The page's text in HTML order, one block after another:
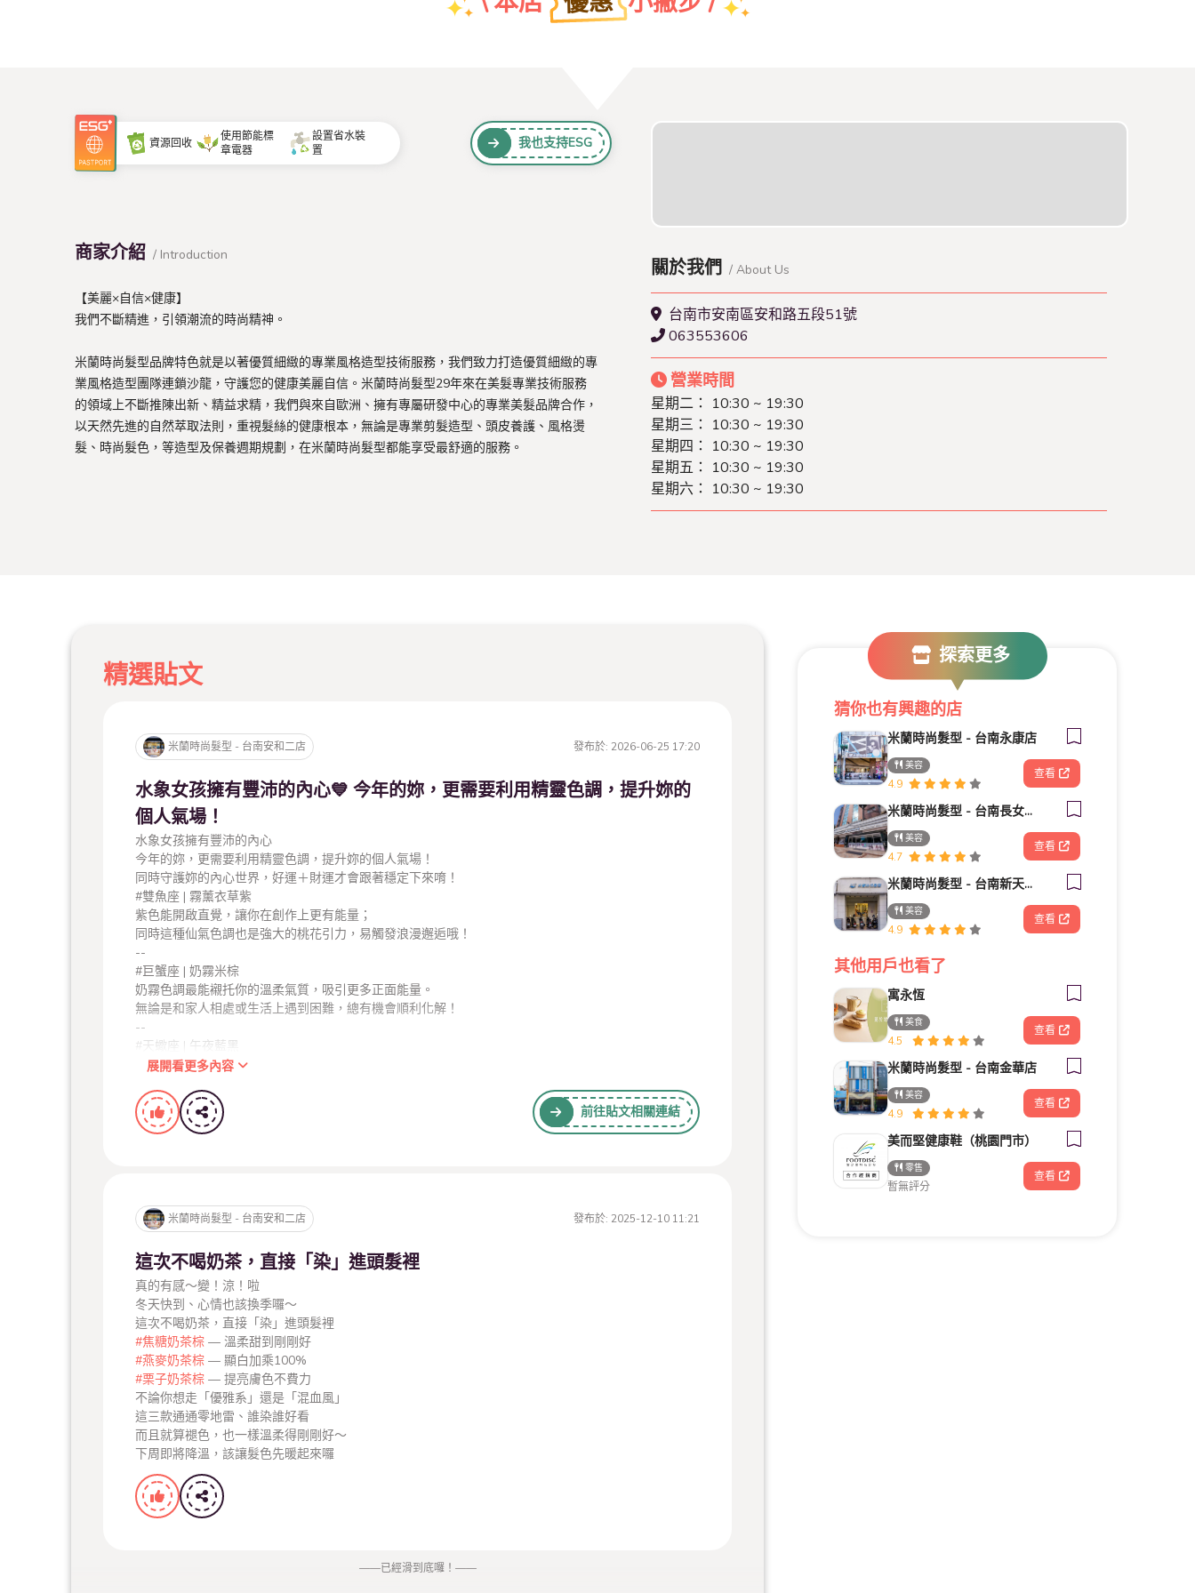
查看本店特約名單
資源回收
使用節能標
章電器
設置省水裝
置
我也支持ESG
商家介紹 / Introduction
【美麗×自信×健康】
我們不斷精進，引領潮流的時尚精神。
米蘭時尚髮型品牌特色就是以著優質細緻的專業風格造型技術服務，我們致力打造優質細緻的專
業風格造型團隊連鎖沙龍，守護您的健康美麗自信。米蘭時尚髮型29年來在美髮專業技術服務
的領域上不斷推陳出新、精益求精，我們與來自歐洲、擁有專屬研發中心的專業美髮品牌合作，
以天然先進的自然萃取法則，重視髮絲的健康根本，無論是專業剪髮造型、頭皮養護、風格燙
髮、時尚髮色，等造型及保養週期規劃，在米蘭時尚髮型都能享受最舒適的服務。
關於我們 / About Us
台南市安南區安和路五段51號
063553606
營業時間
星期二： 10:30 ~ 19:30
星期三： 10:30 ~ 19:30
星期四： 10:30 ~ 19:30
星期五： 10:30 ~ 19:30
星期六： 10:30 ~ 19:30
精選貼文
米蘭時尚髮型 - 台南安和二店 發布於: 2026-06-25 17:20
水象女孩擁有豐沛的內心💙 今年的妳，更需要利用精靈色調，提升妳的
個人氣場！
水象女孩擁有豐沛的內心
今年的妳，更需要利用精靈色調，提升妳的個人氣場！
同時守護妳的內心世界，好運＋財運才會跟著穩定下來唷！
#雙魚座 | 霧薰衣草紫
紫色能開啟直覺，讓你在創作上更有能量；
同時這種仙氣色調也是強大的桃花引力，易觸發浪漫邂逅哦！
--
#巨蟹座 | 奶霧米棕
奶霧色調最能襯托你的溫柔氣質，吸引更多正面能量。
無論是和家人相處或生活上遇到困難，總有機會順利化解！
--
#天蠍座 | 午夜藍黑
黑髮中若隱若現的藍色，不僅強調天蠍獨特的個人氣場，也能幫助你釐清思緒──上半年可能會在副業
．﹒‧°∴°☆．﹒‧°∴°﹒☆°．﹒‧°∴°☆
#更多星座配色
「用初春特調‧2026染出你的好運！」
https://www.milanhair.com.tw/news/detail/62/
．﹒‧°∴°☆．﹒‧°∴°﹒☆°．﹒‧°∴°☆
| 米蘭時尚髮型安和二店 |#台南染髮
#水波紋
台南市安南區安和路五段51號
營業時間 每周二至六10:30～晚上7:30
展開看更多內容
前往貼文相關連結
米蘭時尚髮型 - 台南安和二店 發布於: 2025-12-10 11:21
這次不喝奶茶，直接「染」進頭髮裡
真的有感～變！涼！啦
冬天快到、心情也該換季囉～
這次不喝奶茶，直接「染」進頭髮裡
#焦糖奶茶棕 — 溫柔甜到剛剛好
#燕麥奶茶棕 — 顯白加乘100%
#栗子奶茶棕 — 提亮膚色不費力
不論你想走「優雅系」還是「混血風」
這三款通通零地雷、誰染誰好看
而且就算褪色，也一樣溫柔得剛剛好～
下周即將降溫，該讓髮色先暖起來囉
——已經滑到底囉！ ——
探索更多
猜你也有興趣的店
米蘭時尚髮型 - 台南永康店
美容
4.9
查看
米蘭時尚髮型 - 台南長女旗艦店
美容
4.7
查看
米蘭時尚髮型 - 台南新天地店
美容
4.9
查看
其他用戶也看了
寓永恆
美食
4.5
查看
米蘭時尚髮型 - 台南金華店
美容
4.9
查看
美而堅健康鞋（桃園門市）
零售
暫無評分
查看